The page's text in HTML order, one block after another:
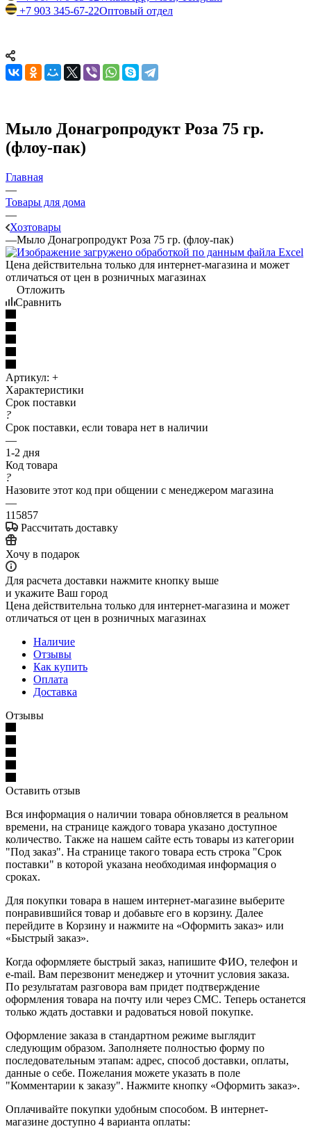
+7 903 345-67-22Оптовый отдел
Мыло Донагропродукт Роза 75 гр.
(флоу-пак)
Главная
—
Товары для дома
—
Хозтовары
—Мыло Донагропродукт Роза 75 гр. (флоу-пак)
Цена действительна только для интернет-магазина и может
отличаться от цен в розничных магазинах
Отложить
Сравнить
Артикул: +
Характеристики
Срок поставки
?
Срок поставки, если товара нет в наличии
—
1-2 дня
Код товара
?
Назовите этот код при общении с менеджером магазина
—
115857
Рассчитать доставку
Хочу в подарок
Для расчета доставки нажмите кнопку выше
и укажите Ваш город
Цена действительна только для интернет-магазина и может
отличаться от цен в розничных магазинах
Наличие
Отзывы
Как купить
Оплата
Доставка
Отзывы
Оставить отзыв
Вся информация о наличии товара обновляется в реальном
времени, на странице каждого товара указано доступное
количество. Также на нашем сайте есть товары из категории
"Под заказ". На странице такого товара есть строка "Срок
поставки" в которой указана необходимая информация о
сроках.
Для покупки товара в нашем интернет-магазине выберите
понравившийся товар и добавьте его в корзину. Далее
перейдите в Корзину и нажмите на «Оформить заказ» или
«Быстрый заказ».
Когда оформляете быстрый заказ, напишите ФИО, телефон и
e-mail. Вам перезвонит менеджер и уточнит условия заказа.
По результатам разговора вам придет подтверждение
оформления товара на почту или через СМС. Теперь останется
только ждать доставки и радоваться новой покупке.
Оформление заказа в стандартном режиме выглядит
следующим образом. Заполняете полностью форму по
последовательным этапам: адрес, способ доставки, оплаты,
данные о себе. Пожелания можете указать в поле
"Комментарии к заказу". Нажмите кнопку «Оформить заказ».
Оплачивайте покупки удобным способом. В интернет-
магазине доступно 4 варианта оплаты: